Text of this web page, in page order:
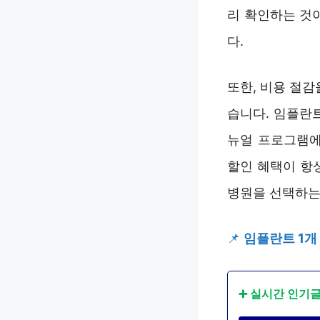
리 확인하는 것
다.
또한, 비용 절
습니다. 임플란
뉴얼 프로그램
할인 혜택이 항
병원을 선택하
📌 임플란트 1
➕ 실시간 인기